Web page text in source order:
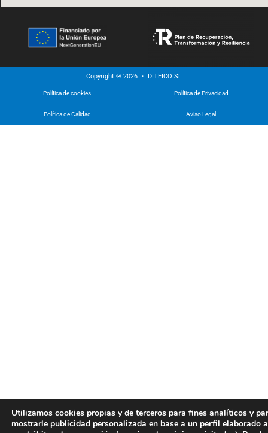
Copyright ® 2026 ・ DITEICO SL
Política de cookies Política de Privacidad
Política de Calidad Aviso Legal
Utilizamos cookies propias y de terceros para fines analíticos y
mostrarle publicidad personalizada en base a un perfil elaborado